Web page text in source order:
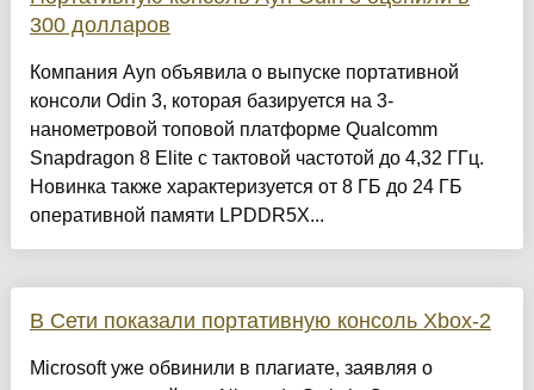
300 долларов
Компания Ayn объявила о выпуске портативной
консоли Odin 3, которая базируется на 3-
нанометровой топовой платформе Qualcomm
Snapdragon 8 Elite с тактовой частотой до 4,32 ГГц.
Новинка также характеризуется от 8 ГБ до 24 ГБ
оперативной памяти LPDDR5X...
В Сети показали портативную консоль Xbox-2
Microsoft уже обвинили в плагиате, заявляя о